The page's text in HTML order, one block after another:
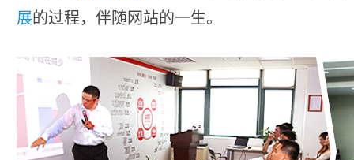
展的过程，伴随网站的一生。